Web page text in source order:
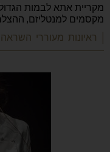
מקריית אתא לבמות
מקסמים למנטליזם,
| ראיונות מעוררי השראה